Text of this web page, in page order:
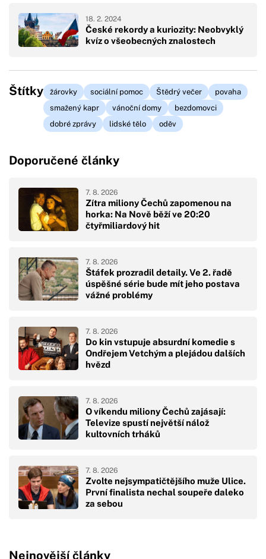
České rekordy a kuriozity: Neobvyklý
kvíz o všeobecných znalostech
18. 2. 2024
Štítky žárovky sociální pomoc Štědrý večer
povaha
smažený kapr
vánoční domy
bezdomovci
dobré zprávy
lidské tělo oděv
Doporučené články
Zítra miliony Čechů zapomenou na
horka: Na Nově běží ve 20:20
čtyřmiliardový hit
7. 8. 2026
Štáfek prozradil detaily. Ve 2. řadě
úspěšné série bude mít jeho postava
vážné problémy
7. 8. 2026
Do kin vstupuje absurdní komedie s
Ondřejem Vetchým a plejádou dalších
hvězd
7. 8. 2026
O víkendu miliony Čechů zajásají:
Televize spustí největší nálož
kultovních trháků
7. 8. 2026
Zvolte nejsympatičtějšího muže Ulice.
První finalista nechal soupeře daleko
za sebou
7. 8. 2026
Nejnovější články